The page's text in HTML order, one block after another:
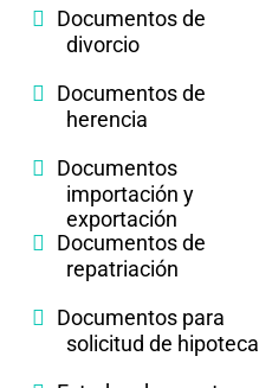
Documentos de
divorcio
Documentos de
herencia
Documentos
importación y
exportación
Documentos de
repatriación
Documentos para
solicitud de hipoteca